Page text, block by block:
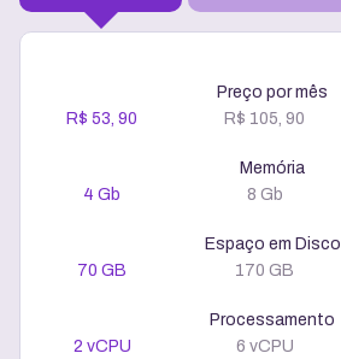
Preço por mês
R$ 53, 90
R$ 105, 90
Memória
4 Gb
8 Gb
Espaço em Disco
70 GB
170 GB
Processamento
2 vCPU
6 vCPU